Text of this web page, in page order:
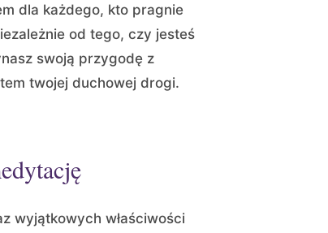
dla każdego, kto pragnie
od tego, czy jesteś
swoją przygodę z
twojej duchowej drogi.
wyjątkowych właściwości